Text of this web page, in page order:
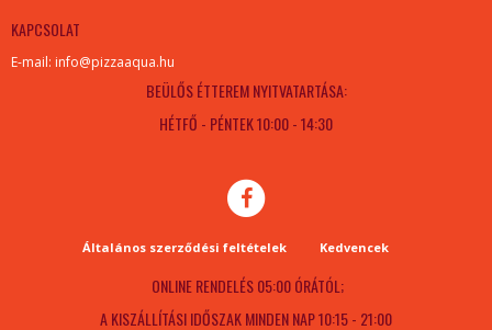
KAPCSOLAT
E-mail: info@pizzaaqua.hu
BEÜLŐS ÉTTEREM NYITVATARTÁSA:
HÉTFŐ - PÉNTEK 10:00 - 14:30
Általános szerződési feltételek Kedvencek
ONLINE RENDELÉS 05:00 ÓRÁTÓL;
A KISZÁLLÍTÁSI IDŐSZAK MINDEN NAP 10:15 - 21:00